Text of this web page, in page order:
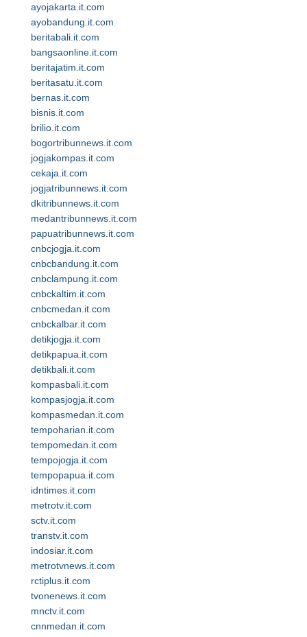
ayojakarta.it.com
ayobandung.it.com
beritabali.it.com
bangsaonline.it.com
beritajatim.it.com
beritasatu.it.com
bernas.it.com
bisnis.it.com
brilio.it.com
bogortribunnews.it.com
jogjakompas.it.com
cekaja.it.com
jogjatribunnews.it.com
dkitribunnews.it.com
medantribunnews.it.com
papuatribunnews.it.com
cnbcjogja.it.com
cnbcbandung.it.com
cnbclampung.it.com
cnbckaltim.it.com
cnbcmedan.it.com
cnbckalbar.it.com
detikjogja.it.com
detikpapua.it.com
detikbali.it.com
kompasbali.it.com
kompasjogja.it.com
kompasmedan.it.com
tempoharian.it.com
tempomedan.it.com
tempojogja.it.com
tempopapua.it.com
idntimes.it.com
metrotv.it.com
sctv.it.com
transtv.it.com
indosiar.it.com
metrotvnews.it.com
rctiplus.it.com
tvonenews.it.com
mnctv.it.com
cnnmedan.it.com